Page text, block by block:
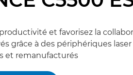
et favorisez la
grâce à des périphériques laser
et remanufacturés